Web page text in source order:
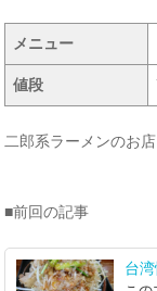
メニュー
値段
二郎系ラーメンのお
■前回の記事
台